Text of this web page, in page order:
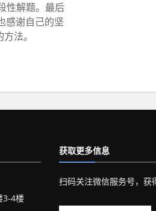
性解题。最后
感谢自己的坚
法。
3-4楼
获取更多信息
扫码关注微信服务号，获